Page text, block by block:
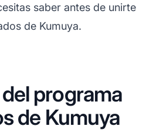
saber antes de unirte
de Kumuya.
programa
de Kumuya